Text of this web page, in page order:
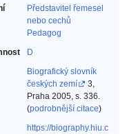
Představitel řemesel
nebo cechů‎
Pedagog‎
D
Biografický slovník
českých zemí
3,
Praha 2005, s. 336.
(podrobnější citace)
https://biography.hiu.c